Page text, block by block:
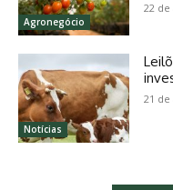
Agronegócio
22
Notícias
21